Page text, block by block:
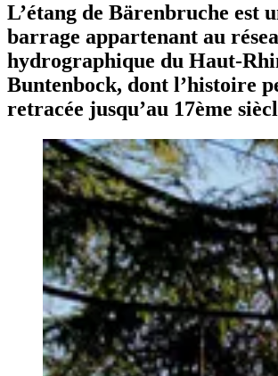
L’étang de Bärenbruche est
barrage appartenant au
hydrographique du Haut-
Buntenbock, dont l’histoire
retracée jusqu’au 17ème